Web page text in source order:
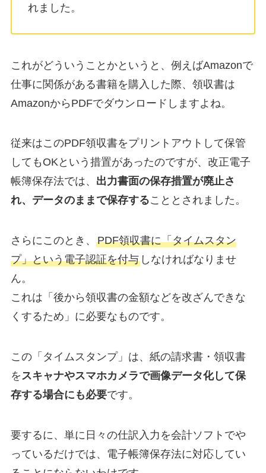
れました。
これがどういうことかというと、例えばAmazonで
仕事に関係がある書籍を購入した際、領収書は
AmazonからPDFでダウンロードしますよね。
従来はこのPDF領収書をプリントアウトして保管
してもOKという措置があったのですが、改正電子
帳簿保存法では、 出力書面の保存措置が廃止さ
れ、データのままで保存することとされました。
さらにこのとき、 PDF領収書に「タイムスタン
プ」という電子認証を付与しなければなりませ
ん。
これは「後から領収書の金額などを改ざんできな
くするため」に必要なものです。
この「タイムスタンプ」は、紙の請求書・領収書
をスキャナやスマホカメラで画像データ化して保
存する場合にも必要です。
要するに、単に日々の仕訳入力を会計ソフトでや
っているだけでは、電子帳簿保存法に対応してい